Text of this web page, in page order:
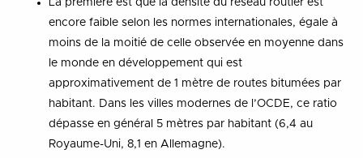
La première est que la densité du réseau routier est
encore faible selon les normes internationales, égale à
moins de la moitié de celle observée en moyenne dans
le monde en développement qui est
approximativement de 1 mètre de routes bitumées par
habitant. Dans les villes modernes de l’OCDE, ce ratio
dépasse en général 5 mètres par habitant (6,4 au
Royaume-Uni, 8,1 en Allemagne).